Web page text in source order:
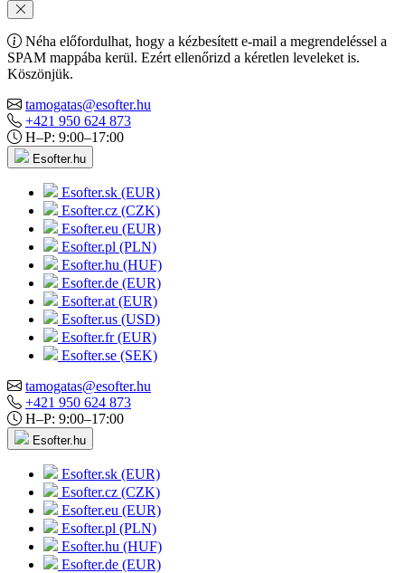
Néha előfordulhat, hogy a kézbesített e-mail a megrendeléssel a
SPAM mappába kerül. Ezért ellenőrizd a kéretlen leveleket is.
Köszönjük.
tamogatas@esofter.hu
+421 950 624 873
H–P: 9:00–17:00
Esofter.hu
Esofter.sk (EUR)
Esofter.cz (CZK)
Esofter.eu (EUR)
Esofter.pl (PLN)
Esofter.hu (HUF)
Esofter.de (EUR)
Esofter.at (EUR)
Esofter.us (USD)
Esofter.fr (EUR)
Esofter.se (SEK)
tamogatas@esofter.hu
+421 950 624 873
H–P: 9:00–17:00
Esofter.hu
Esofter.sk (EUR)
Esofter.cz (CZK)
Esofter.eu (EUR)
Esofter.pl (PLN)
Esofter.hu (HUF)
Esofter.de (EUR)